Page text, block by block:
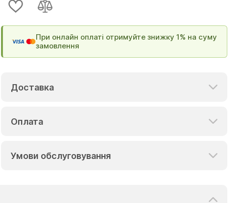
При онлайн оплаті отримуйте знижку 1% на суму
замовлення
Доставка
Оплата
Умови обслуговування